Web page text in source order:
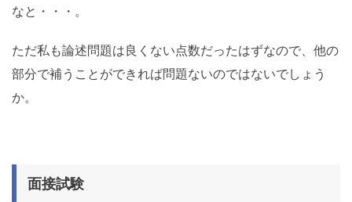
なと・・・。
ただ私も論述問題は良くない点数だったはずなので、他の
部分で補うことができれば問題ないのではないでしょう
か。
面接試験